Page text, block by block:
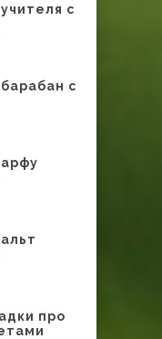
с
с
про